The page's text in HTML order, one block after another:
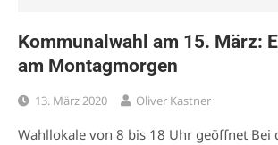
Kommunalwahl am 15. März:
am Montagmorgen
13. März 2020 Oliver Kastner
Wahllokale von 8 bis 18 Uhr geöffnet Bei